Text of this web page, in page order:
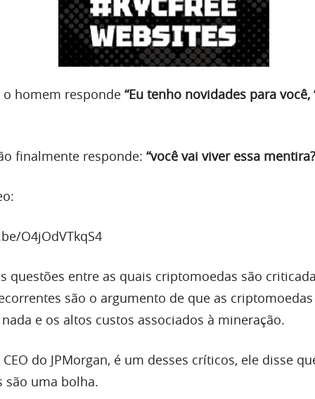
o homem responde “Eu tenho novidades para você,
finalmente responde: “você vai viver essa
O4jOdVTkqS4
questões entre as quais criptomoedas são
são o argumento de que as
e os altos custos associados à mineração.
do JPMorgan, é um desses críticos, ele disse
são uma bolha.